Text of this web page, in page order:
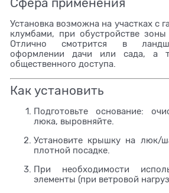
Установка возможна на участках с
клумбами, при обустройстве
Отлично смотрится в
оформлении дачи или сада, а
общественного доступа.
Как установить
Подготовьте основание:
люка, выровняйте.
Установите крышку на люк/
плотной посадке.
При необходимости
элементы (при ветровой